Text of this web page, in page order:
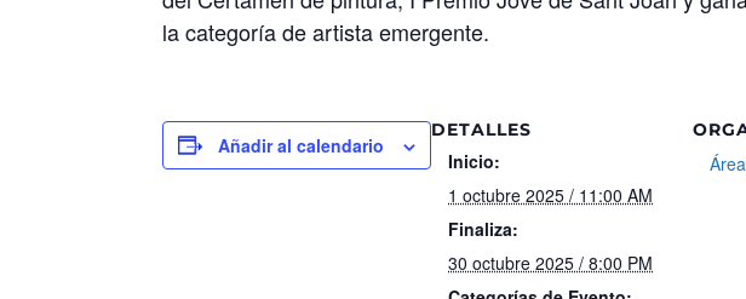
la categoría de artista emergente.
Añadir al calendario
DETALLES
Inicio:
1 octubre 2025 / 11:00 AM
Finaliza:
30 octubre 2025 / 8:00 PM